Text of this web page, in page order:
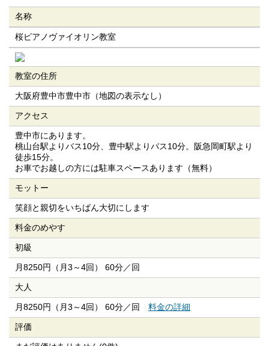
名称
桜ピアノヴァイオリン教室
教室の住所
大阪府豊中市豊中市（地図の表示なし）
アクセス
豊中市にあります。
桃山台駅よりバス10分、豊中駅よりバス10分。阪急岡町駅より
徒歩15分。
お車でお越しの方には駐車スペースあります（無料）
モットー
笑顔と親切をいちばん大切にします
料金のめやす
初級
月8250円（月3～4回） 60分／回
大人
月8250円（月3～4回） 60分／回 料金の詳細
評価